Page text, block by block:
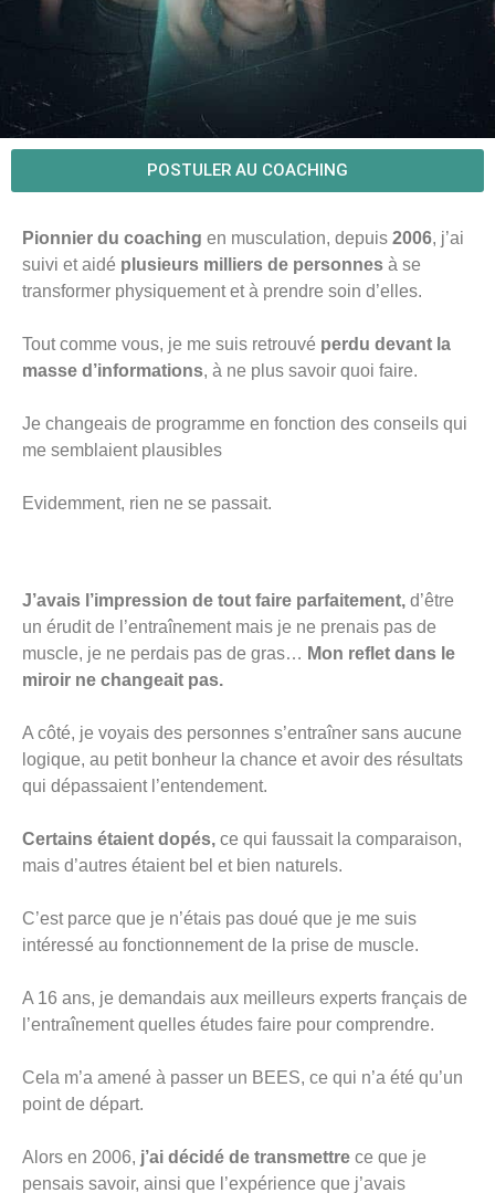
Suivi Coaching
musculation à
POSTULER AU COACHING
Pionnier du coaching en musculation, depuis 2006, j’ai
suivi et aidé plusieurs milliers de personnes à se
transformer physiquement et à prendre soin d’elles.
Tout comme vous, je me suis retrouvé perdu devant la
masse d’informations, à ne plus savoir quoi faire.
Je changeais de programme en fonction des conseils qui
me semblaient plausibles
Evidemment, rien ne se passait.
J’avais l’impression de tout faire parfaitement, d’être
un érudit de l’entraînement mais je ne prenais pas de
muscle, je ne perdais pas de gras… Mon reflet dans le
miroir ne changeait pas.
A côté, je voyais des personnes s’entraîner sans aucune
logique, au petit bonheur la chance et avoir des résultats
qui dépassaient l’entendement.
Certains étaient dopés, ce qui faussait la comparaison,
mais d’autres étaient bel et bien naturels.
C’est parce que je n’étais pas doué que je me suis
intéressé au fonctionnement de la prise de muscle.
A 16 ans, je demandais aux meilleurs experts français de
l’entraînement quelles études faire pour comprendre.
Cela m’a amené à passer un BEES, ce qui n’a été qu’un
point de départ.
Alors en 2006, j’ai décidé de transmettre ce que je
pensais savoir, ainsi que l’expérience que j’avais